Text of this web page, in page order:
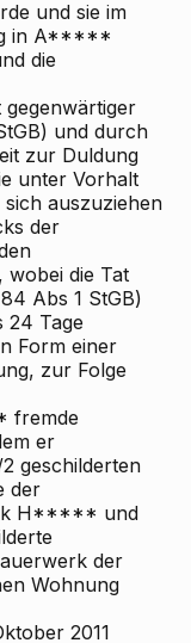
und sie im
in A*****
die
und durch
zur Duldung
unter Vorhalt
auszuziehen
der
die Tat
Abs 1 StGB)
24 Tage
Form einer
zur Folge
fremde
er
geschilderten
der
H***** und
der
Wohnung
2011